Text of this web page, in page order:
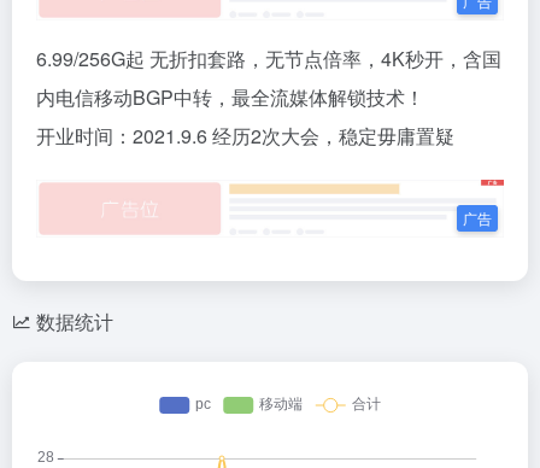
6.99/256G起 无折扣套路，无节点倍率，4K秒开，含国
内电信移动BGP中转，最全流媒体解锁技术！
开业时间：2021.9.6 经历2次大会，稳定毋庸置疑
数据统计